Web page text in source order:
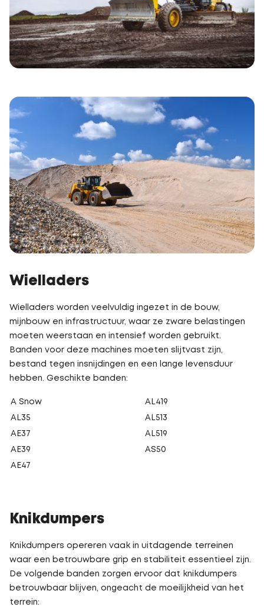
Wielladers
Wielladers worden veelvuldig ingezet in de bouw,
mijnbouw en infrastructuur, waar ze zware belastingen
moeten weerstaan en intensief worden gebruikt.
Banden voor deze machines moeten slijtvast zijn,
bestand tegen insnijdingen en een lange levensduur
hebben. Geschikte banden:
A Snow AL419
AL35 AL513
AE37 AL519
AE39 AS50
AE47
Knikdumpers
Knikdumpers opereren vaak in uitdagende terreinen
waar een betrouwbare grip en stabiliteit essentieel zijn.
De volgende banden zorgen ervoor dat knikdumpers
betrouwbaar blijven, ongeacht de moeilijkheid van het
terrein: